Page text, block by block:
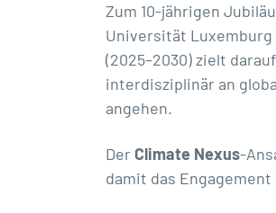
Zum 10-jährigen
Universität
(2025–2030) zielt
interdisziplinär an
angehen.
Der Climate Nexus-
damit das